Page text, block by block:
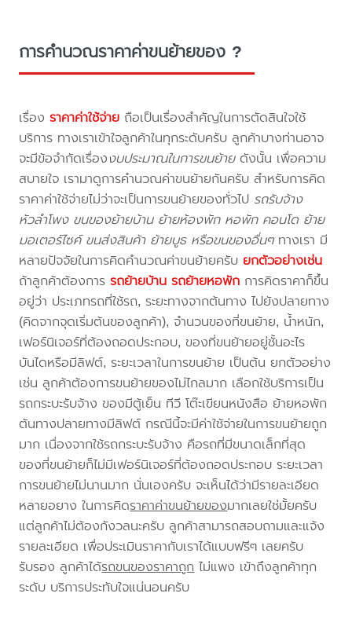
การคำนวณราคาค่าขนย้ายของ ?
เรื่องราคาค่าใช้จ่าย ถือเป็นเรื่องสำคัญในการตัดสินใจใช้
บริการ ทางเราเข้าใจลูกค้าในทุกระดับครับ ลูกค้าบางท่านอาจ
จะมีข้อจำกัดเรื่องงบประมาณในการขนย้ายดังนั้น เพื่อความ
สบายใจ เรามาดูการคำนวณค่าขนย้ายกันครับ สำหรับการคิด
ราคาค่าใช้จ่ายไม่ว่าจะเป็นการขนย้ายของทั่วไป รถรับจ้าง
หัวลำโพง ขนของย้ายบ้าน ย้ายห้องพัก หอพัก คอนโด ย้าย
มอเตอร์ไซค์ ขนส่งสินค้า ย้ายบูธ หรือขนของอื่นๆทางเรา มี
หลายปัจจัยในการคิดคำนวณค่าขนย้ายครับยกตัวอย่างเช่น
ถ้าลูกค้าต้องการรถย้ายบ้าน รถย้ายหอพัก การคิดราคาก็ขึ้น
อยู่ว่า ประเภทรถที่ใช้รถ, ระยะทางจากต้นทาง ไปยังปลายทาง
(คิดจากจุดเริ่มต้นของลูกค้า), จำนวนของที่ขนย้าย, น้ำหนัก,
เฟอร์นิเจอร์ที่ต้องถอดประกอบ, ของที่ขนย้ายอยู่ชั้นอะไร
บันไดหรือมีลิฟต์, ระยะเวลาในการขนย้าย เป็นต้น ยกตัวอย่าง
เช่น ลูกค้าต้องการขนย้ายของไม่ไกลมาก เลือกใช้บริการเป็น
รถกระบะรับจ้าง ของมีตู้เย็น ทีวี โต๊ะเขียนหนังสือ ย้ายหอพัก
ต้นทางปลายทางมีลิฟต์ กรณีนี้จะมีค่าใช้จ่ายในการขนย้ายถูก
มาก เนื่องจากใช้รถกระบะรับจ้าง คือรถที่มีขนาดเล็กที่สุด
ของที่ขนย้ายก็ไม่มีเฟอร์นิเจอร์ที่ต้องถอดประกอบ ระยะเวลา
การขนย้ายไม่นานมาก นั่นเองครับ จะเห็นได้ว่ามีรายละเอียด
หลายอยาง ในการคิดราคาค่าขนย้ายของมากเลยใช่มั้ยครับ
แต่ลูกค้าไม่ต้องกังวลนะครับ ลูกค้าสามารถสอบถามและแจ้ง
รายละเอียด เพื่อประเมินราคากับเราได้แบบฟรีๆ เลยครับ
รับรอง ลูกค้าได้รถขนของราคาถูกไม่แพง เข้าถึงลูกค้าทุก
ระดับ บริการประทับใจแน่นอนครับ